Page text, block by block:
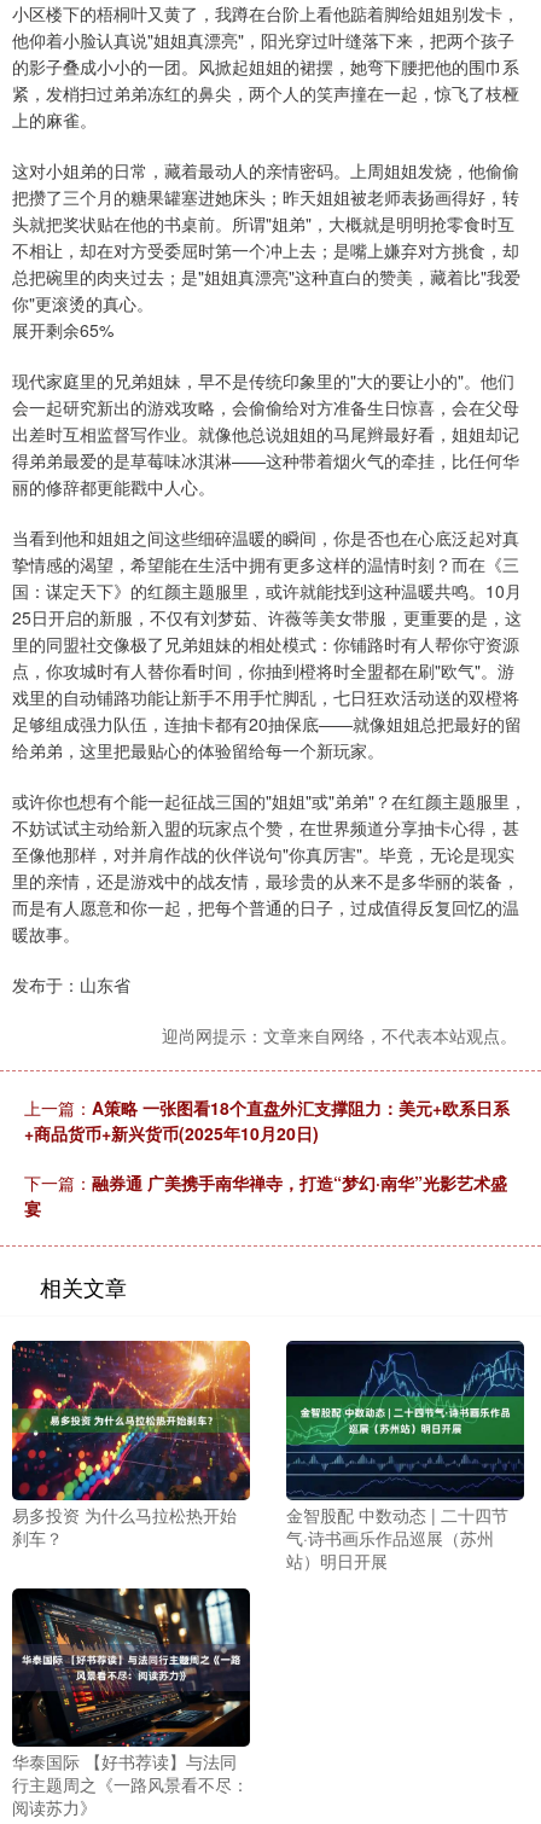
小区楼下的梧桐叶又黄了，我蹲在台阶上看他踮着脚给姐姐别发卡，
他仰着小脸认真说"姐姐真漂亮"，阳光穿过叶缝落下来，把两个孩子
的影子叠成小小的一团。风掀起姐姐的裙摆，她弯下腰把他的围巾系
紧，发梢扫过弟弟冻红的鼻尖，两个人的笑声撞在一起，惊飞了枝桠
上的麻雀。
这对小姐弟的日常，藏着最动人的亲情密码。上周姐姐发烧，他偷偷
把攒了三个月的糖果罐塞进她床头；昨天姐姐被老师表扬画得好，转
头就把奖状贴在他的书桌前。所谓"姐弟"，大概就是明明抢零食时互
不相让，却在对方受委屈时第一个冲上去；是嘴上嫌弃对方挑食，却
总把碗里的肉夹过去；是"姐姐真漂亮"这种直白的赞美，藏着比"我爱
你"更滚烫的真心。
展开剩余65%
现代家庭里的兄弟姐妹，早不是传统印象里的"大的要让小的"。他们
会一起研究新出的游戏攻略，会偷偷给对方准备生日惊喜，会在父母
出差时互相监督写作业。就像他总说姐姐的马尾辫最好看，姐姐却记
得弟弟最爱的是草莓味冰淇淋——这种带着烟火气的牵挂，比任何华
丽的修辞都更能戳中人心。
当看到他和姐姐之间这些细碎温暖的瞬间，你是否也在心底泛起对真
挚情感的渴望，希望能在生活中拥有更多这样的温情时刻？而在《三
国：谋定天下》的红颜主题服里，或许就能找到这种温暖共鸣。10月
25日开启的新服，不仅有刘梦茹、许薇等美女带服，更重要的是，这
里的同盟社交像极了兄弟姐妹的相处模式：你铺路时有人帮你守资源
点，你攻城时有人替你看时间，你抽到橙将时全盟都在刷"欧气"。游
戏里的自动铺路功能让新手不用手忙脚乱，七日狂欢活动送的双橙将
足够组成强力队伍，连抽卡都有20抽保底——就像姐姐总把最好的留
给弟弟，这里把最贴心的体验留给每一个新玩家。
或许你也想有个能一起征战三国的"姐姐"或"弟弟"？在红颜主题服里，
不妨试试主动给新入盟的玩家点个赞，在世界频道分享抽卡心得，甚
至像他那样，对并肩作战的伙伴说句"你真厉害"。毕竟，无论是现实
里的亲情，还是游戏中的战友情，最珍贵的从来不是多华丽的装备，
而是有人愿意和你一起，把每个普通的日子，过成值得反复回忆的温
暖故事。
发布于：山东省
迎尚网提示：文章来自网络，不代表本站观点。
上一篇： A策略 一张图看18个直盘外汇支撑阻力：美元+欧系日系
+商品货币+新兴货币(2025年10月20日)
下一篇： 融券通 广美携手南华禅寺，打造“梦幻·南华”光影艺术盛
宴
相关文章
易多投资 为什么马拉松热开始
刹车？
金智股配 中数动态 | 二十四节
气·诗书画乐作品巡展（苏州
站）明日开展
华泰国际 【好书荐读】与法同
行主题周之《一路风景看不尽：
阅读苏力》